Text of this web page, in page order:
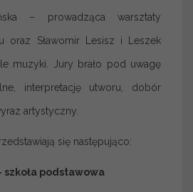
– prowadząca warsztaty
oraz Sławomir Lesisz i Leszek
muzyki. Jury brało pod uwagę
interpretację utworu, dobór
artystyczny.
się następująco:
szkoła podstawowa